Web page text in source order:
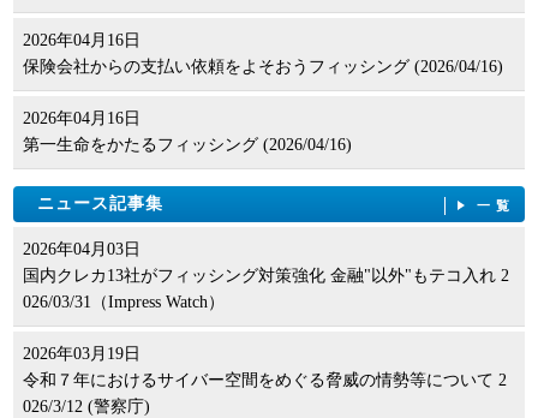
2026年04月16日
保険会社からの支払い依頼をよそおうフィッシング (2026/04/16)
2026年04月16日
第一生命をかたるフィッシング (2026/04/16)
ニュース記事集 一覧
2026年04月03日
国内クレカ13社がフィッシング対策強化 金融"以外"もテコ入れ 2
026/03/31（Impress Watch）
2026年03月19日
令和７年におけるサイバー空間をめぐる脅威の情勢等について 2
026/3/12 (警察庁)